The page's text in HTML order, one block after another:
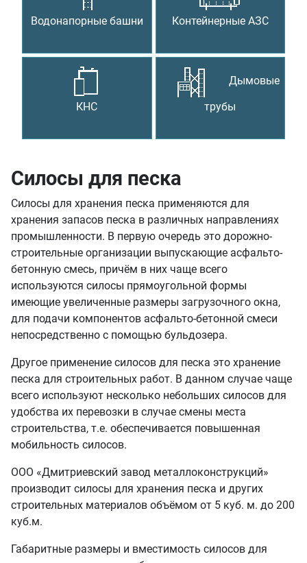
Водонапорные башни Контейнерные АЗС
КНС
Дымовые
трубы
Силосы для песка
Силосы для хранения песка применяются для
хранения запасов песка в различных направлениях
промышленности. В первую очередь это дорожно-
строительные организации выпускающие асфальто-
бетонную смесь, причём в них чаще всего
используются силосы прямоугольной формы
имеющие увеличенные размеры загрузочного окна,
для подачи компонентов асфальто-бетонной смеси
непосредственно с помощью бульдозера.
Другое применение силосов для песка это хранение
песка для строительных работ. В данном случае чаще
всего используют несколько небольших силосов для
удобства их перевозки в случае смены места
строительства, т.е. обеспечивается повышенная
мобильность силосов.
ООО «Дмитриевский завод металлоконструкций»
производит силосы для хранения песка и других
строительных материалов объёмом от 5 куб. м. до 200
куб.м.
Габаритные размеры и вместимость силосов для